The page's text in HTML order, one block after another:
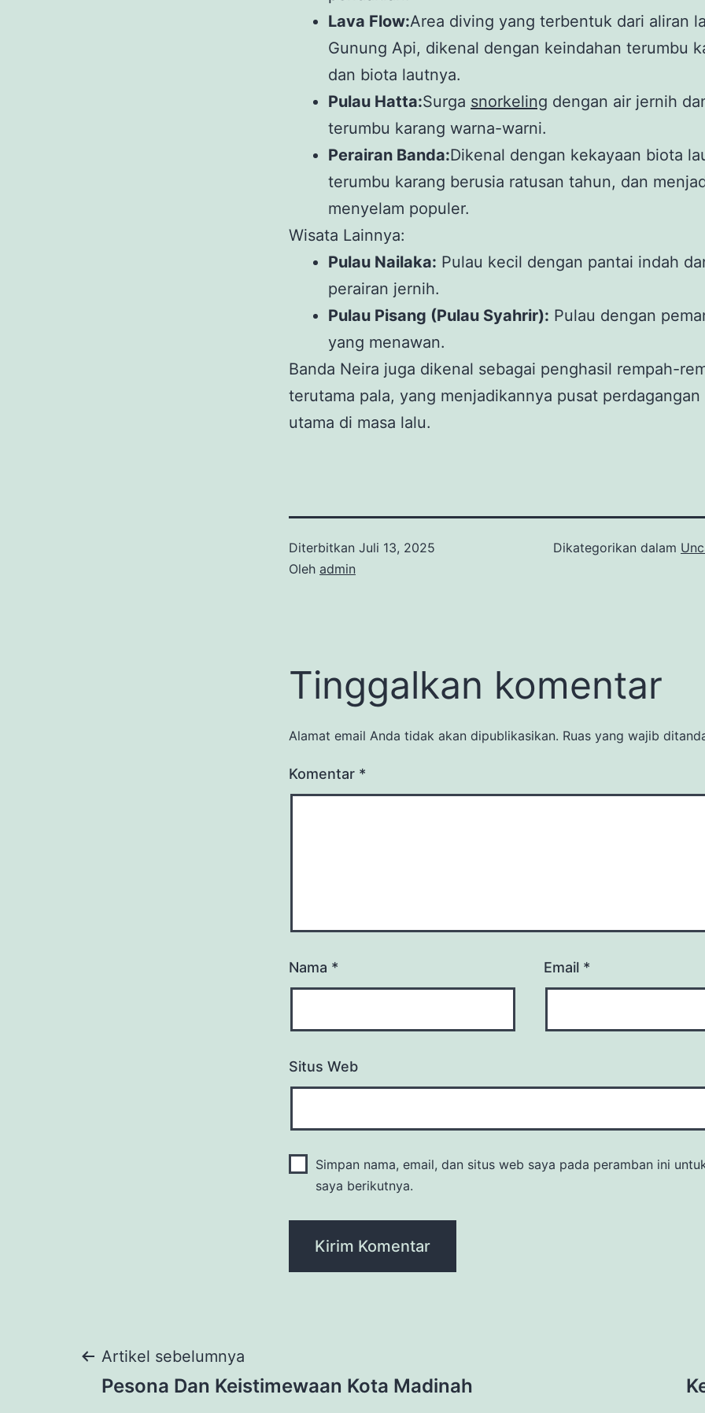
Lava Flow:Area diving yang terbentuk dari aliran
Gunung Api, dikenal dengan keindahan terumbu
dan biota lautnya.
Pulau Hatta:Surga snorkeling dengan air jernih
terumbu karang warna-warni.
Perairan Banda:Dikenal dengan kekayaan biota
terumbu karang berusia ratusan tahun, dan
menyelam populer.
Wisata Lainnya:
Pulau Nailaka: Pulau kecil dengan pantai indah
perairan jernih.
Pulau Pisang (Pulau Syahrir): Pulau dengan
yang menawan.
Banda Neira juga dikenal sebagai penghasil rempah-
terutama pala, yang menjadikannya pusat perdagangan
utama di masa lalu.
Diterbitkan Juli 13, 2025
Oleh admin
Dikategorikan dalam
Tinggalkan komentar
Alamat email Anda tidak akan dipublikasikan. Ruas yang wajib
Komentar *
Nama * Email *
Situs Web
Simpan nama, email, dan situs web saya pada peramban ini
saya berikutnya.
Navigasi
Artikel sebelumnya
Pesona Dan Keistimewaan Kota Madinah